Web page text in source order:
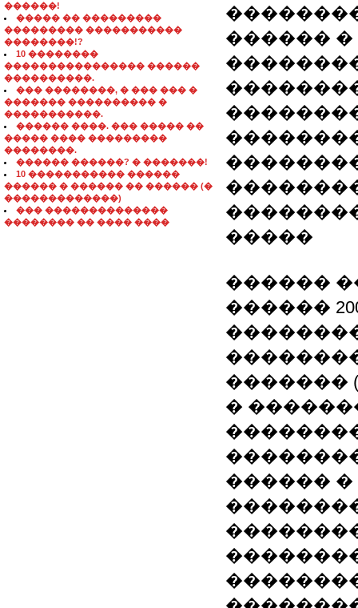
������!
����� �� ���������
��������� �����������
��������!?
10 ��������
���������������� ������
����������.
��� ��������, � ��� ��� �
������� ���������� �
�����������.
������ ����. ��� ����� ��
����� ���� ���������
��������.
������ ������? � �������!
10 ����������� ������
������ � ������ �� ������ (�
�������������)
��� ��������������
�������� �� ���� ����
������
�����
������
������
�������
�
������